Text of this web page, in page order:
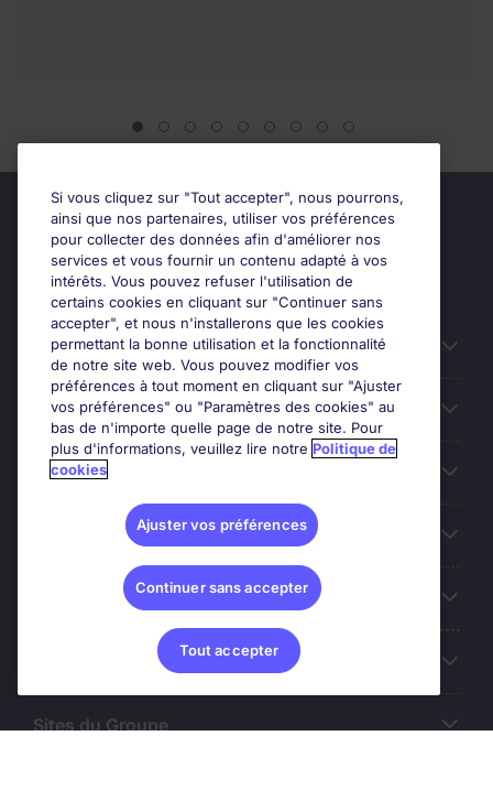
Candidats
Entreprises
Contact
Les avis Google
Nos offres d'emploi
Sites du Groupe
Si vous cliquez sur "Tout accepter", nous pourrons,
ainsi que nos partenaires, utiliser vos préférences
pour collecter des données afin d'améliorer nos
services et vous fournir un contenu adapté à vos
intérêts. Vous pouvez refuser l'utilisation de
certains cookies en cliquant sur "Continuer sans
accepter", et nous n'installerons que les cookies
permettant la bonne utilisation et la fonctionnalité
de notre site web. Vous pouvez modifier vos
préférences à tout moment en cliquant sur "Ajuster
vos préférences" ou "Paramètres des cookies" au
bas de n'importe quelle page de notre site. Pour
plus d'informations, veuillez lire notre Politique de
cookies
Ajuster vos préférences
Continuer sans accepter
Tout accepter